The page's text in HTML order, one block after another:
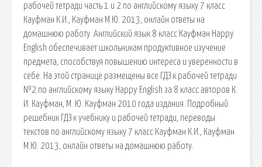
рабочей тетради часть 1 и 2 по английскому языку 7 класс
Кауфман К.И., Кауфман М.Ю. 2013, онлайн ответы на
домашнюю работу. Английский язык 8 класс Кауфман Happy
English обеспечивает школьникам продуктивное изучение
предмета, способствуя повышению интереса и уверенности в
себе. На этой странице размещены все ГДЗ к рабочей тетради
№2 по английскому языку Happy English за 8 класс авторов К.
И. Кауфман, М. Ю. Кауфман 2010 года издания. Подробный
решебник ГДЗ к учебнику и рабочей тетради, переводы
текстов по английскому языку 7 класс Кауфман К.И., Кауфман
М.Ю. 2013, онлайн ответы на домашнюю работу.